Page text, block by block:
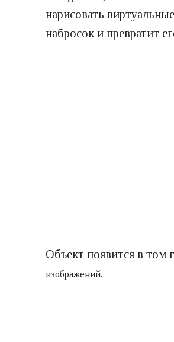
нарисовать
набросок и превратит
Объект появится в том
изображений.